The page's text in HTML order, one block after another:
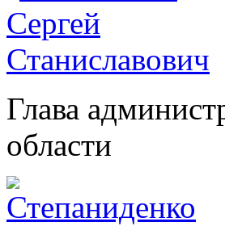
Глава
области